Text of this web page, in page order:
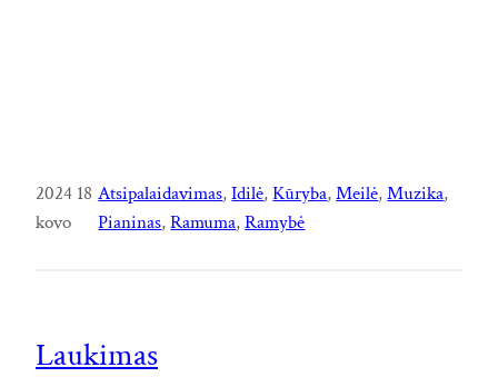
2024 18
kovo
Atsipalaidavimas, Idilė, Kūryba, Meilė, Muzika
Pianinas, Ramuma, Ramybė
Laukimas